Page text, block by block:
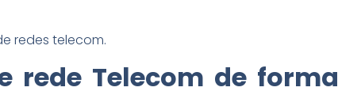
rede Telecom de forma